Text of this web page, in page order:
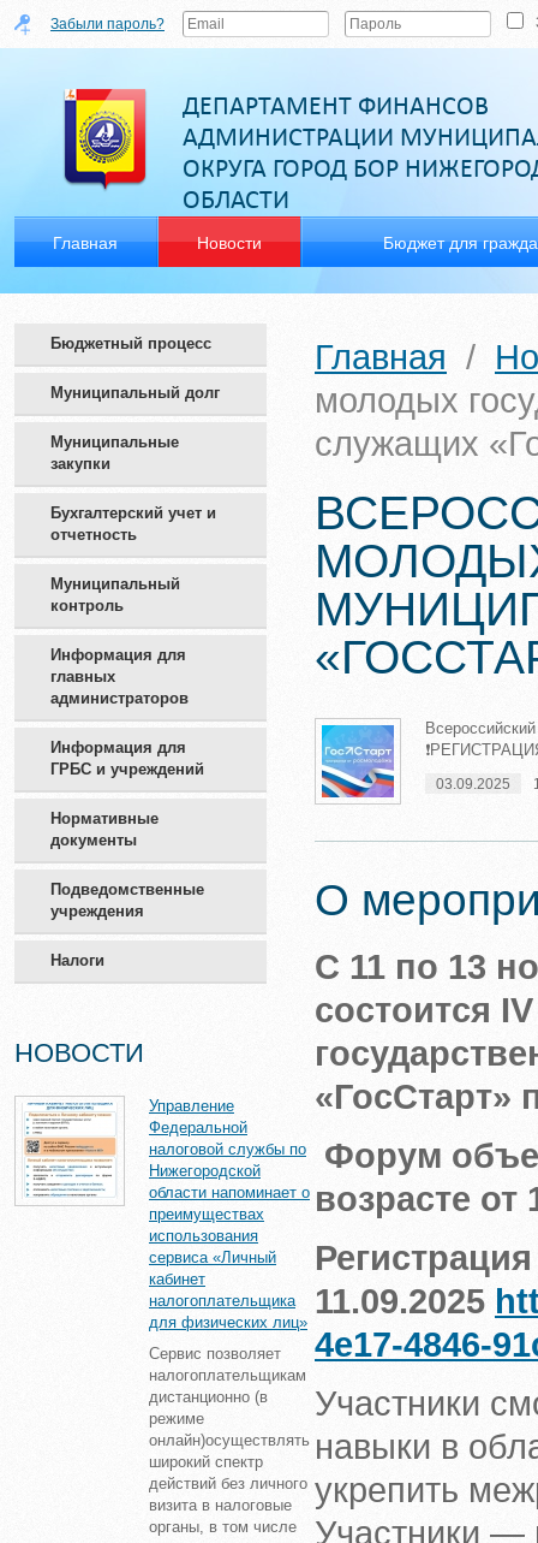
Бюджетный процесс
Муниципальный долг
Муниципальные
закупки
Бухгалтерский учет и
отчетность
Муниципальный
контроль
Информация для
главных
администраторов
Информация для
ГРБС и учреждений
Нормативные
документы
Подведомственные
учреждения
Налоги
НОВОСТИ
Управление
Федеральной
налоговой службы по
Нижегородской
области напоминает о
преимуществах
использования
сервиса «Личный
кабинет
налогоплательщика
для физических лиц»
Сервис позволяет
налогоплательщикам
дистанционно (в
режиме
онлайн)осуществлять
широкий спектр
действий без личного
визита в налоговые
органы, в том числе
Главная /
молодых
служащих
03.09.2025
О
С 11 по 13
состоится
Форум
возрасте
11.09.2025
4e17-4846-
Участники
навыки в
укрепить
Участники —
Забыли пароль?
ДЕПАРТАМЕНТ ФИНАНСОВ
АДМИНИСТРАЦИИ
ОКРУГА ГОРОД БОР
ОБЛАСТИ
Главная Новости Бюджет для